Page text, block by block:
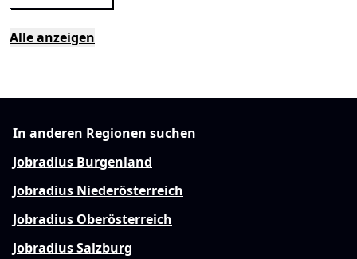
Alle anzeigen
In anderen Regionen suchen
Jobradius Burgenland
Jobradius Niederösterreich
Jobradius Oberösterreich
Jobradius Salzburg